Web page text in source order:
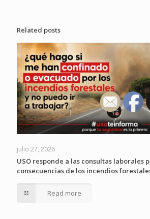
Related posts
julio 27, 2026
USO responde a las consultas laborales
consecuencias de los incendios
Read more